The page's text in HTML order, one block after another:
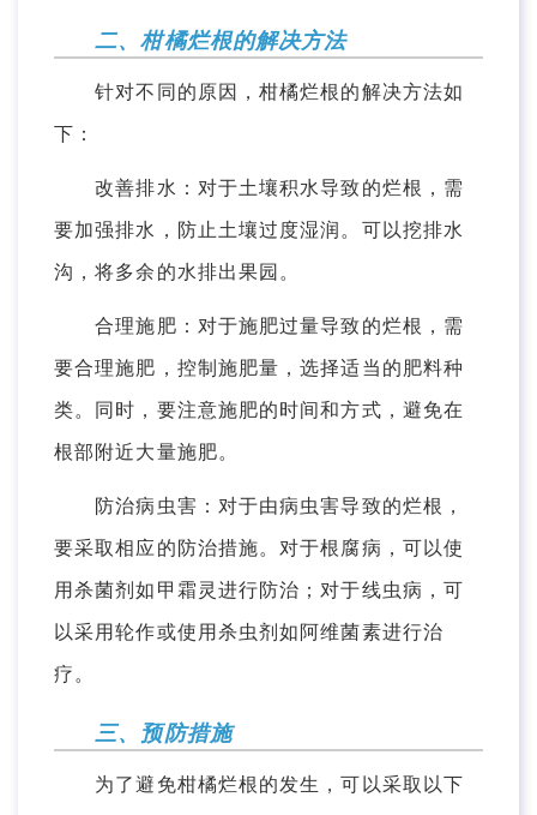
二、柑橘烂根的解决方法
针对不同的原因，柑橘烂根的解决方法如
下：
改善排水：对于土壤积水导致的烂根，需
要加强排水，防止土壤过度湿润。可以挖排水
沟，将多余的水排出果园。
合理施肥：对于施肥过量导致的烂根，需
要合理施肥，控制施肥量，选择适当的肥料种
类。同时，要注意施肥的时间和方式，避免在
根部附近大量施肥。
防治病虫害：对于由病虫害导致的烂根，
要采取相应的防治措施。对于根腐病，可以使
用杀菌剂如甲霜灵进行防治；对于线虫病，可
以采用轮作或使用杀虫剂如阿维菌素进行治
疗。
三、预防措施
为了避免柑橘烂根的发生，可以采取以下